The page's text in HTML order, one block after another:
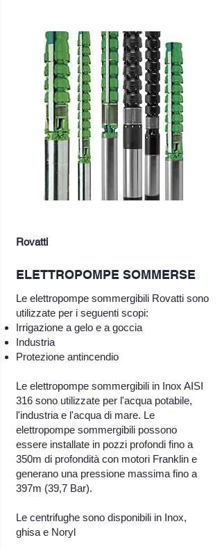
Rovatti
ELETTROPOMPE SOMMERSE
Le elettropompe sommergibili Rovatti sono
utilizzate per i seguenti scopi:
Irrigazione a gelo e a goccia
Industria
Protezione antincendio
Le elettropompe sommergibili in Inox AISI
316 sono utilizzate per l'acqua potabile,
l'industria e l'acqua di mare. Le
elettropompe sommergibili possono
essere installate in pozzi profondi fino a
350m di profondità con motori Franklin e
generano una pressione massima fino a
397m (39,7 Bar).
Le centrifughe sono disponibili in Inox,
ghisa e Noryl